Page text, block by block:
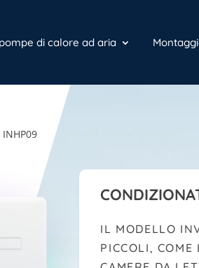
di calore ad aria
IL MODELLO
PICCOLI, COME